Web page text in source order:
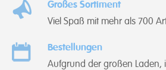
Großes Sortiment
Viel Spaß mit mehr als 700
Bestellungen
Aufgrund der großen Laden,